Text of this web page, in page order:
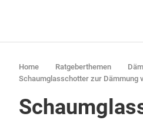
Home Ratgeberthemen
Schaumglasschotter zur Dämmung